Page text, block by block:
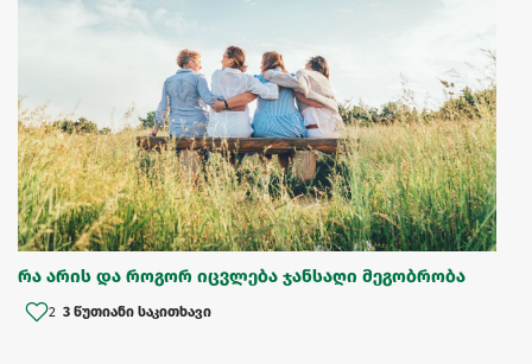
რა არის და როგორ იცვლება ჯანსაღი მეგობრობა
2 3 წუთიანი საკითხავი